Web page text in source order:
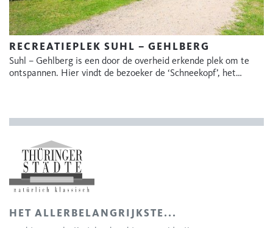
RECREATIEPLEK SUHL – GEHLBERG
Suhl – Gehlberg is een door de overheid erkende plek om te
ontspannen. Hier vindt de bezoeker de ‘Schneekopf’, het…
HET ALLERBELANGRIJKSTE...